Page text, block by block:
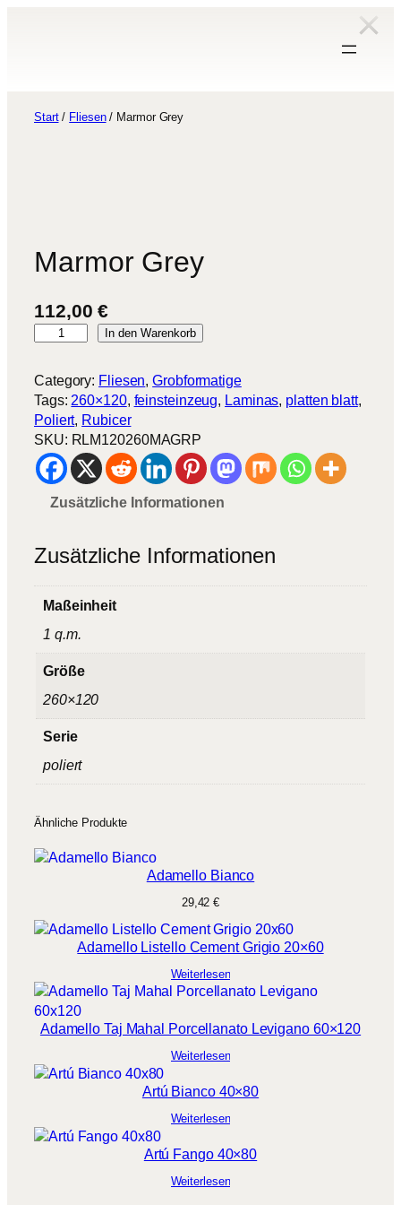
Start/ Fliesen/ Marmor Grey
Marmor Grey
112,00€
r
m
o
r
r
e
g
In den Warenkorb
Category: Fliesen, Grobformatige
Tags: 260×120, feinsteinzeug, Laminas, platten blatt
Poliert, Rubicer
SKU: RLM120260MAGRP
Zusätzliche Informationen
Zusätzliche Informationen
Maßeinheit
1 q.m.
Größe
260×120
Serie
poliert
Ähnliche Produkte
Adamello Bianco
29,42€
Adamello Listello Cement Grigio 20×60
Weiterlesen
Adamello Taj Mahal Porcellanato Levigano 60×120
Weiterlesen
Artú Bianco 40×80
Weiterlesen
Artú Fango 40×80
Weiterlesen